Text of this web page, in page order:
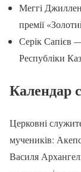
Меггі
премії
Серік Сапієв
Республіки
Календар
Церковні
мучеників:
Василя